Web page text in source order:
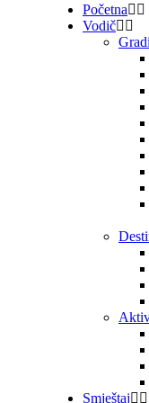
Početna
Vodič
Smještaj